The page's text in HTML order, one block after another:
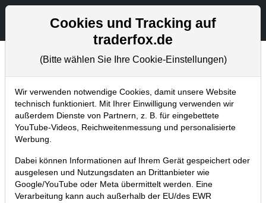
Aktien- und Artikelsuche
Chartanalysen
Home Blog Chartanalysen
Chartanalyse Micron: KI-Nachfrage
sorgt für Umsatzverdopplung!
14.10.2024 um 10:13 Uhr | P. Uhlschmied
Cookies und Tracking auf
traderfox.de
(Bitte wählen Sie Ihre Cookie-Einstellungen)
Wir verwenden notwendige Cookies, damit unsere Website
technisch funktioniert. Mit Ihrer Einwilligung verwenden wir
außerdem Dienste von Partnern, z. B. für eingebettete
YouTube-Videos, Reichweitenmessung und personalisierte
Werbung.
Dabei können Informationen auf Ihrem Gerät gespeichert oder
ausgelesen und Nutzungsdaten an Drittanbieter wie
Google/YouTube oder Meta übermittelt werden. Eine
Verarbeitung kann auch außerhalb der EU/des EWR